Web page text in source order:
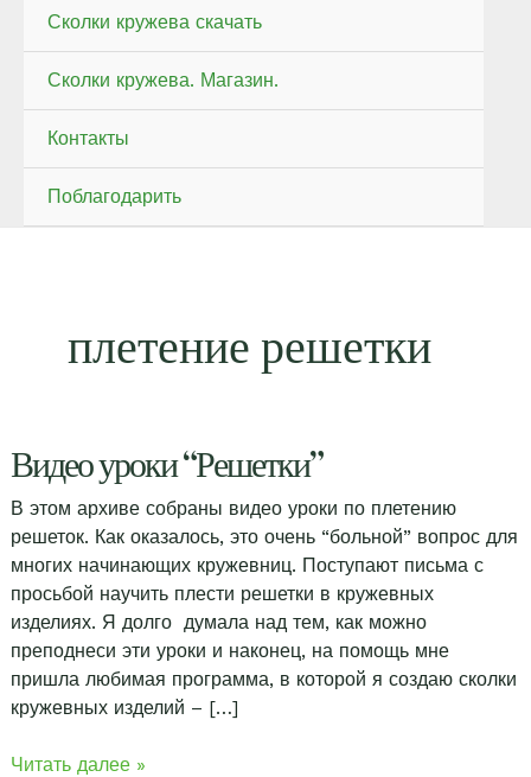
Сколки кружева скачать
Сколки кружева. Магазин.
Контакты
Поблагодарить
плетение решетки
Видео уроки “Решетки”
В этом архиве собраны видео уроки по плетению
решеток. Как оказалось, это очень “больной” вопрос для
многих начинающих кружевниц. Поступают письма с
просьбой научить плести решетки в кружевных
изделиях. Я долго думала над тем, как можно
преподнеси эти уроки и наконец, на помощь мне
пришла любимая программа, в которой я создаю сколки
кружевных изделий – […]
Видео
Читать далее »